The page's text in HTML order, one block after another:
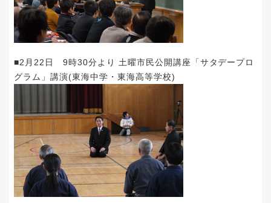
■2月22日 9時30分より 土曜市民公開講座「サタデープロ
グラム」講演(東海中学・東海高等学校)